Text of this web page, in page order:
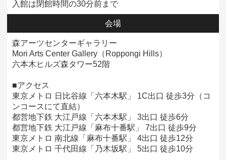
入館は閉館時間の30分前まで
会場
森アーツセンターギャラリー
Mori Arts Center Gallery（Roppongi Hills）
六本木ヒルズ森タワー52階
■アクセス
東京メトロ 日比谷線「六本木駅」 1C出口 徒歩3分（コ
ンコースにて直結）
都営地下鉄 大江戸線「六本木駅」 3出口 徒歩6分
都営地下鉄 大江戸線「麻布十番駅」 7出口 徒歩9分
東京メトロ 南北線「麻布十番駅」 4出口 徒歩12分
東京メトロ 千代田線「乃木坂駅」 5出口 徒歩10分